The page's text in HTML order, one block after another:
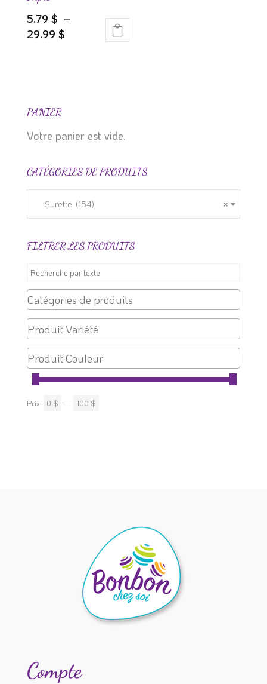
page
du
5.79 $ –
29.99 $Plage
variations.
options
être
choisies
la
du
produit
PANIER
Votre panier est vide.
CATÉGORIES DE PRODUITS
×
Surette (154)
FILTRER LES PRODUITS
Prix: 0 $ — 100 $
Compte